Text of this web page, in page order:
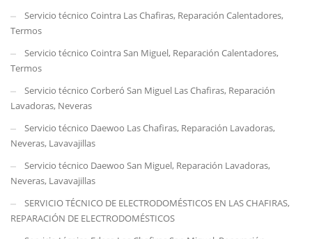
Servicio técnico Cointra Las Chafiras, Reparación Calentadores,
Termos
Servicio técnico Cointra San Miguel, Reparación Calentadores,
Termos
Servicio técnico Corberó San Miguel Las Chafiras, Reparación
Lavadoras, Neveras
Servicio técnico Daewoo Las Chafiras, Reparación Lavadoras,
Neveras, Lavavajillas
Servicio técnico Daewoo San Miguel, Reparación Lavadoras,
Neveras, Lavavajillas
SERVICIO TÉCNICO DE ELECTRODOMÉSTICOS EN LAS CHAFIRAS,
REPARACIÓN DE ELECTRODOMÉSTICOS